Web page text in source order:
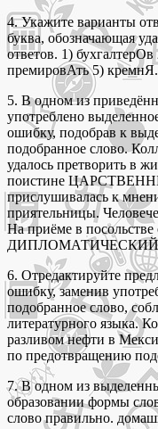
4. Укажите варианты
буква, обозначающая
ответов. 1)
премировАть 5) кремнЯ.
5. В одном из
употреблено
ошибку, подобрав к
подобранное слово.
удалось претворить в
поистине
прислушивалась к
приятельницы.
На приёме в
ДИПЛОМАТИЧЕСКИЙ
6. Отредактируйте
ошибку, заменив
подобранное слово,
литературного языка.
разливом нефти в
по предотвращению
7. В одном из
образовании формы
слово правильно.